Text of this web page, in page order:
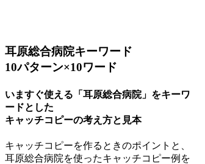
耳原総合病院キーワード
10パターン×10ワード
いますぐ使える「耳原総合病院」をキーワ
ードとした
キャッチコピーの考え方と見本
キャッチコピーを作るときのポイントと、
耳原総合病院を使ったキャッチコピー例を